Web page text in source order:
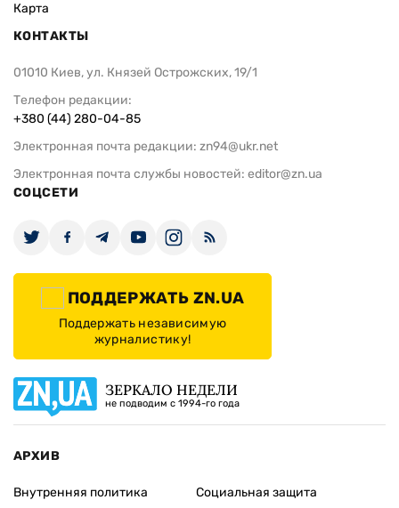
Карта
КОНТАКТЫ
01010 Киев, ул. Князей Острожских, 19/1
Телефон редакции:
+380 (44) 280-04-85
Электронная почта редакции: zn94@ukr.net
Электронная почта службы новостей: editor@zn.ua
СОЦСЕТИ
ПОДДЕРЖАТЬ ZN.UA
Поддержать независимую
журналистику!
ЗЕРКАЛО НЕДЕЛИ
не подводим с 1994-го года
АРХИВ
Внутренняя политика
Социальная защита